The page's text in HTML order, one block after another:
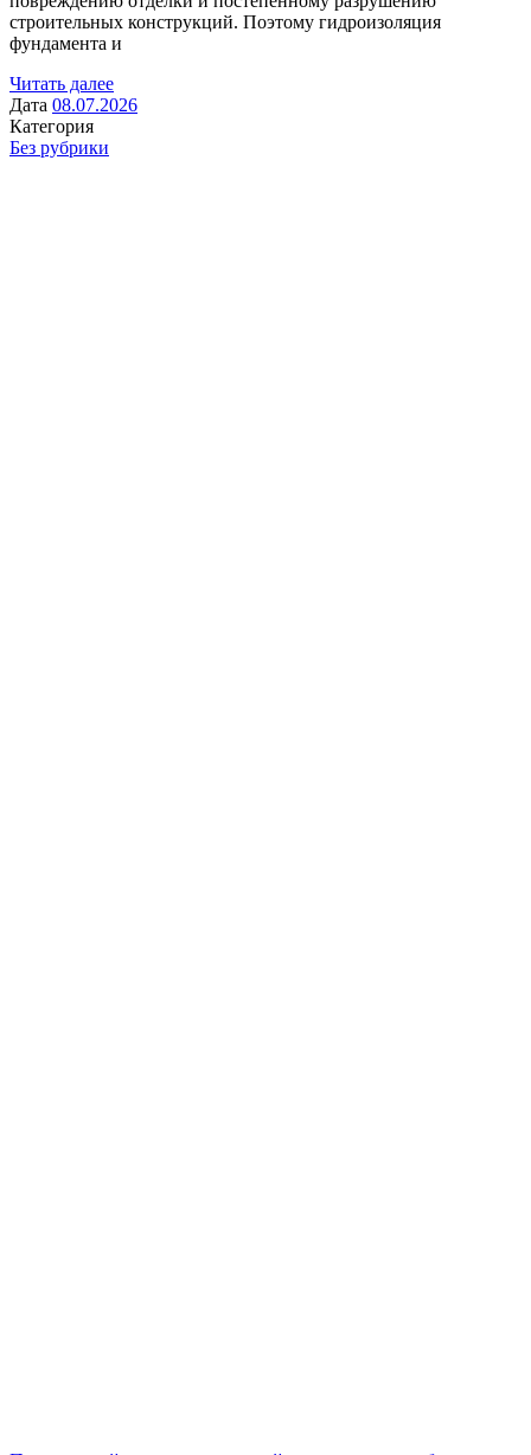
строительных конструкций. Поэтому гидроизоляция
фундамента и
Читать далее
Дата 08.07.2026
Категория
Без рубрики